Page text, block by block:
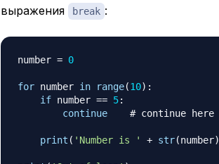
выражения
break :
number = 0
for number in range(10) :
if number == 5:
continue
# continue here
print ( 'Number is ' + str(number)